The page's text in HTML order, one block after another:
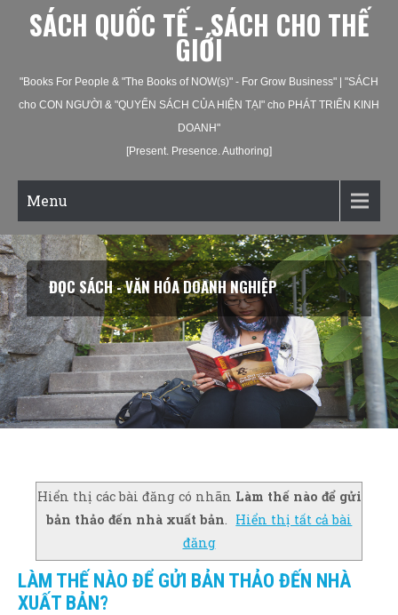
SÁCH QUỐC TẾ - SÁCH CHO THẾ
GIỚI
"Books For People & "The Books of NOW(s)" - For Grow Business" | "SÁCH
cho CON NGƯỜI & "QUYỂN SÁCH CỦA HIỆN TẠI" cho PHÁT TRIỂN KINH
DOANH"
[Present. Presence. Authoring]
Menu
ĐỌC SÁCH - VĂN HÓA DOANH NGHIỆP
Hiển thị các bài đăng có nhãn Làm thế nào để gửi
bản thảo đến nhà xuất bản. Hiển thị tất cả bài
đăng
LÀM THẾ NÀO ĐỂ GỬI BẢN THẢO ĐẾN NHÀ
XUẤT BẢN?